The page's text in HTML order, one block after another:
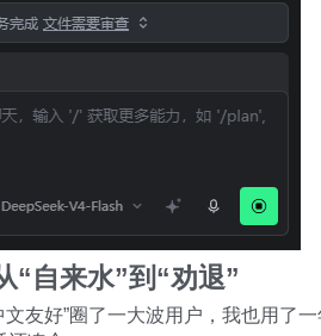
“自来水”到“劝退”
友好”圈了一大波用户，我也用了